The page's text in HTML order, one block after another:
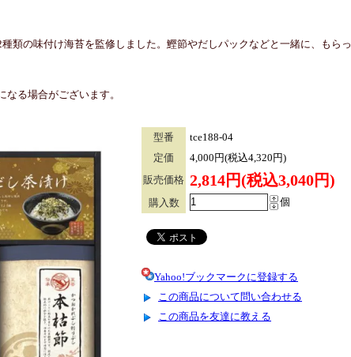
類の味付け海苔を監修しました。鰹節やだしパックなどと一緒に、もらっ
る場合がございます。
型番
tce188-04
定価
4,000円(税込4,320円)
販売価格 2,814円(税込3,040円)
購入数 個
Yahoo!ブックマークに登録する
この商品について問い合わせる
この商品を友達に教える